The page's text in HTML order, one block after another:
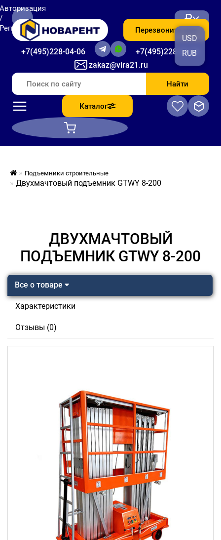
zakaz@vira21.ru
+7(495)228-04-06 +7(495)228-06-56
Перезвоните мне
₽
USD
RUB
Найти
Каталог
Подъемники строительные
Двухмачтовый подъемник GTWY 8-200
ДВУХМАЧТОВЫЙ
ПОДЪЕМНИК GTWY 8-200
Все о товаре
Характеристики
Отзывы (0)